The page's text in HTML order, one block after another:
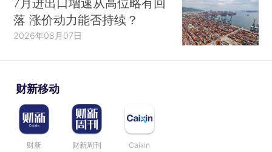
落 涨价动力能否持续？
2026年08月07日
财新移动
财新 财新周刊 Caixin